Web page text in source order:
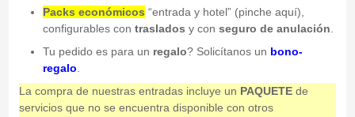
Packs económicos “entrada y hotel” (pinche aquí),
configurables con traslados y con seguro de anulación
Tu pedido es para un regalo? Solicítanos un bono-
regalo
La compra de nuestras entradas incluye un PAQUETEde
servicios que no se encuentra disponible con otros